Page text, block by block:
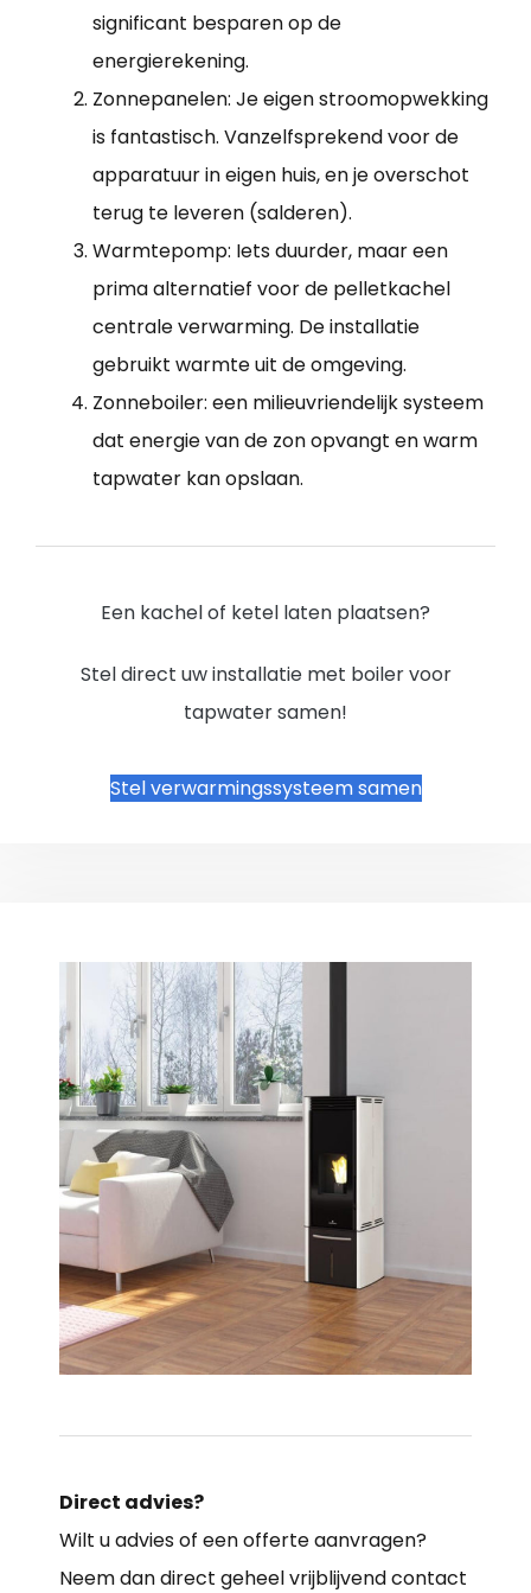
significant besparen op de
energierekening.
Zonnepanelen: Je eigen stroomopwekking
is fantastisch. Vanzelfsprekend voor de
apparatuur in eigen huis, en je overschot
terug te leveren (salderen).
Warmtepomp: Iets duurder, maar een
prima alternatief voor de pelletkachel
centrale verwarming. De installatie
gebruikt warmte uit de omgeving.
Zonneboiler: een milieuvriendelijk systeem
dat energie van de zon opvangt en warm
tapwater kan opslaan.
Een kachel of ketel laten plaatsen?
Stel direct uw installatie met boiler voor
tapwater samen!
Stel verwarmingssysteem samen
Direct advies?
Wilt u advies of een offerte aanvragen?
Neem dan direct geheel vrijblijvend contact